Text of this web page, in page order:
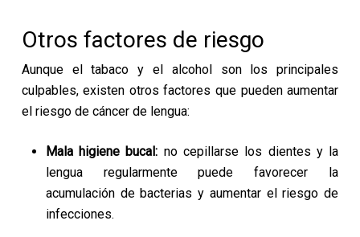
Otros factores de riesgo
Aunque el tabaco y el alcohol son los principales
culpables, existen otros factores que pueden aumentar
el riesgo de cáncer de lengua:
Mala higiene bucal: no cepillarse los dientes y la
lengua regularmente puede favorecer la
acumulación de bacterias y aumentar el riesgo de
infecciones.